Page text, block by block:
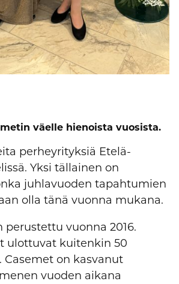
väelle hienoista vuosista.
perheyrityksiä Etelä-
Yksi tällainen on
juhlavuoden tapahtumien
olla tänä vuonna mukana.
perustettu vuonna 2016.
ulottuvat kuitenkin 50
Casemet on kasvanut
vuoden aikana